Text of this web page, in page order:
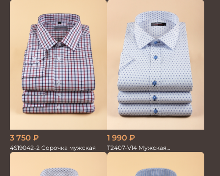
3 750 ₽
4S19042-2 Сорочка мужская
1 990 ₽
T2407-V14 Мужская
текстильная рубашка /